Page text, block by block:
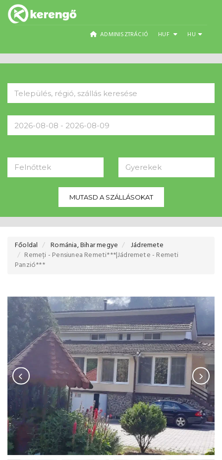
ADMINISZTRÁCIÓ HUF HU
Felnőttek Gyerekek
MUTASD A SZÁLLÁSOKAT
Főoldal Románia, Bihar megye
Jádremete
Remeți - Pensiunea Remeti***|Jádremete - Remeti
Panzió***